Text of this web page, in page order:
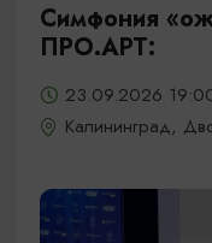
Симфония
ПРО.АРТ:
23.09.2026
Калининград,